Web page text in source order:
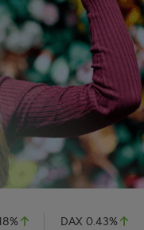
DAX 0.43%